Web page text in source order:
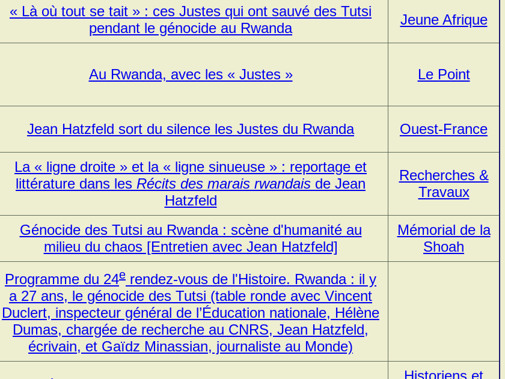
« Là où tout se tait » : ces Justes qui ont sauvé des Tutsi
pendant le génocide au Rwanda
Jeune Afrique
Au Rwanda, avec les « Justes » Le Point
Jean Hatzfeld sort du silence les Justes du Rwanda Ouest-France
La « ligne droite » et la « ligne sinueuse » : reportage et
littérature dans les Récits des marais rwandais de Jean
Hatzfeld
Recherches &
Travaux
Génocide des Tutsi au Rwanda : scène d'humanité au
milieu du chaos [Entretien avec Jean Hatzfeld]
Mémorial de la
Shoah
Programme du 24e rendez-vous de l'Histoire. Rwanda : il y
a 27 ans, le génocide des Tutsi (table ronde avec Vincent
Duclert, inspecteur général de l’Éducation nationale, Hélène
Dumas, chargée de recherche au CNRS, Jean Hatzfeld,
écrivain, et Gaïdz Minassian, journaliste au Monde)
Historiens et